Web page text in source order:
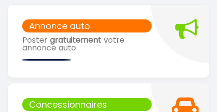
Annonce auto
Poster gratuitement votre
annonce auto
Concessionnaires